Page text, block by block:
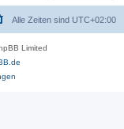
Alle Zeiten sind UTC+02:00
Limited